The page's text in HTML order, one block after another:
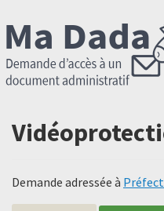
Demande adressée à